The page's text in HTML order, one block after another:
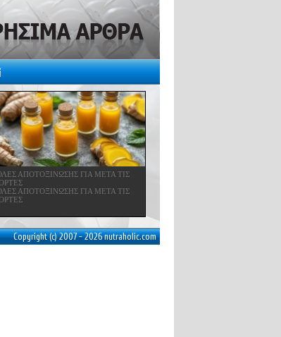
ΑΠΟΤΟΞΙΝΩΣΗΣ ΓΙΑ ΜΕΤΑ ΤΙΣ
ΑΠΟΤΟΞΙΝΩΣΗΣ ΓΙΑ ΜΕΤΑ ΤΙΣ
Copyright (c) 2007 - 2026 nutraholic.com